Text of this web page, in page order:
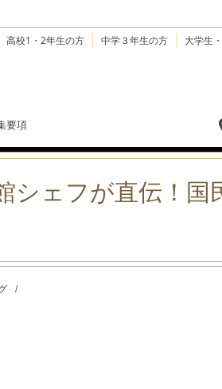
高校1・2年生の方 中学３年生の方 大学生
要項
シェフが直伝！
/